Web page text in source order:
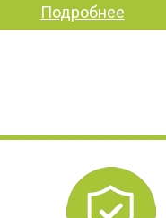
Подробнее